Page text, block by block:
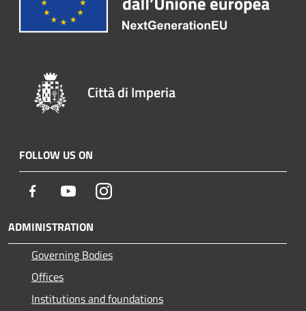
Città di Imperia
FOLLOW US ON
Facebook YoutubeInstagram
ADMINISTRATION
Governing Bodies
Offices
Institutions and foundations